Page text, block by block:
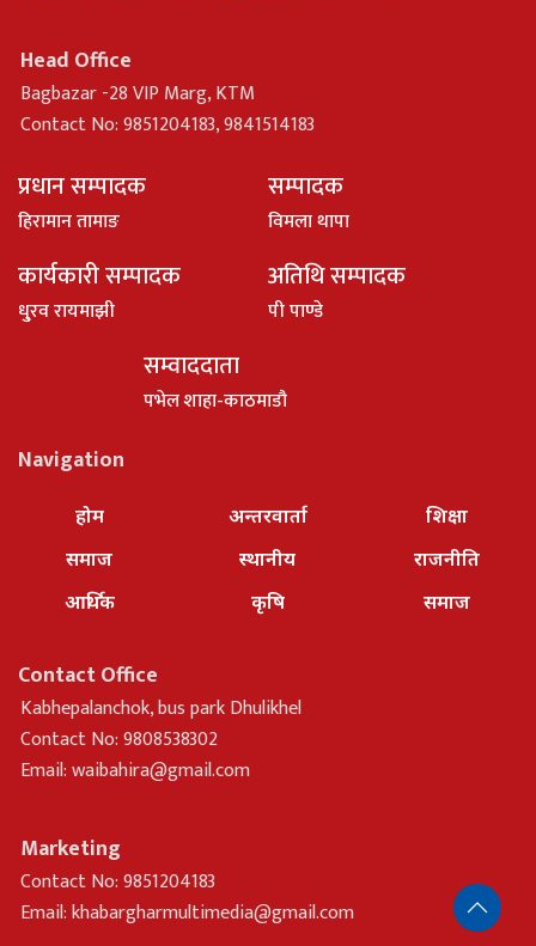
Head Office
Bagbazar -28 VIP Marg, KTM
Contact No: 9851204183, 9841514183
प्रधान सम्पादक
हिरामान तामाङ
सम्पादक
विमला थापा
कार्यकारी सम्पादक
धु्रव रायमाझी
अतिथि सम्पादक
पी पाण्डे
सम्वाददाता
पभेल शाहा-काठमाडौ
Navigation
होम
समाज
आर्थिक
अन्तरवार्ता
स्थानीय
कृषि
शिक्षा
राजनीति
समाज
Contact Office
Kabhepalanchok, bus park Dhulikhel
Contact No: 9808538302
Email:waibahira@gmail.com
Marketing
Contact No: 9851204183
Email:khabargharmultimedia@gmail.com